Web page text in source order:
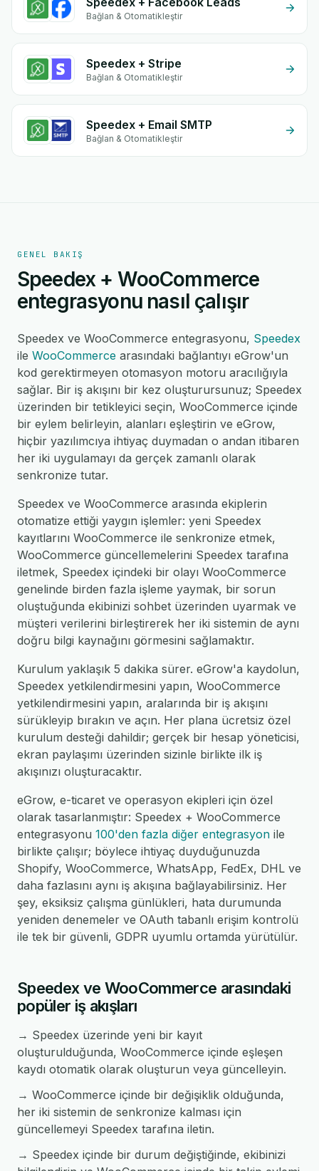
Bağlan & Otomatikleştir
Speedex + Stripe
Bağlan & Otomatikleştir
Speedex + Email SMTP
Bağlan & Otomatikleştir
GENEL BAKIŞ
Speedex + WooCommerce
entegrasyonu nasıl çalışır
Speedex ve WooCommerce entegrasyonu, Speedex
ile WooCommerce arasındaki bağlantıyı eGrow'un
kod gerektirmeyen otomasyon motoru aracılığıyla
sağlar. Bir iş akışını bir kez oluşturursunuz; Speedex
üzerinden bir tetikleyici seçin, WooCommerce içinde
bir eylem belirleyin, alanları eşleştirin ve eGrow,
hiçbir yazılımcıya ihtiyaç duymadan o andan itibaren
her iki uygulamayı da gerçek zamanlı olarak
senkronize tutar.
Speedex ve WooCommerce arasında ekiplerin
otomatize ettiği yaygın işlemler: yeni Speedex
kayıtlarını WooCommerce ile senkronize etmek,
WooCommerce güncellemelerini Speedex tarafına
iletmek, Speedex içindeki bir olayı WooCommerce
genelinde birden fazla işleme yaymak, bir sorun
oluştuğunda ekibinizi sohbet üzerinden uyarmak ve
müşteri verilerini birleştirerek her iki sistemin de aynı
doğru bilgi kaynağını görmesini sağlamaktır.
Kurulum yaklaşık 5 dakika sürer. eGrow'a kaydolun,
Speedex yetkilendirmesini yapın, WooCommerce
yetkilendirmesini yapın, aralarında bir iş akışını
sürükleyip bırakın ve açın. Her plana ücretsiz özel
kurulum desteği dahildir; gerçek bir hesap yöneticisi,
ekran paylaşımı üzerinden sizinle birlikte ilk iş
akışınızı oluşturacaktır.
eGrow, e-ticaret ve operasyon ekipleri için özel
olarak tasarlanmıştır: Speedex + WooCommerce
entegrasyonu 100'den fazla diğer entegrasyon ile
birlikte çalışır; böylece ihtiyaç duyduğunuzda
Shopify, WooCommerce, WhatsApp, FedEx, DHL ve
daha fazlasını aynı iş akışına bağlayabilirsiniz. Her
şey, eksiksiz çalışma günlükleri, hata durumunda
yeniden denemeler ve OAuth tabanlı erişim kontrolü
ile tek bir güvenli, GDPR uyumlu ortamda yürütülür.
Speedex ve WooCommerce arasındaki
popüler iş akışları
→ Speedex üzerinde yeni bir kayıt
oluşturulduğunda, WooCommerce içinde eşleşen
kaydı otomatik olarak oluşturun veya güncelleyin.
→ WooCommerce içinde bir değişiklik olduğunda,
her iki sistemin de senkronize kalması için
güncellemeyi Speedex tarafına iletin.
→ Speedex içinde bir durum değiştiğinde, ekibinizi